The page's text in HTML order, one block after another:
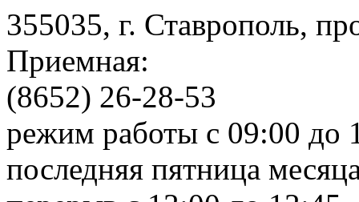
355035, г. Ставрополь,
Приемная:
(8652) 26-28-53
режим работы с 09:00 до
последняя пятница